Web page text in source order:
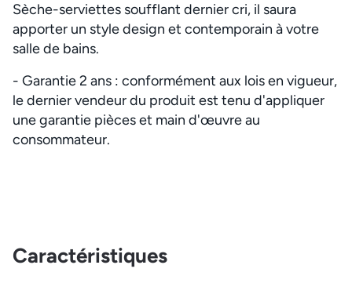
Sèche-serviettes soufflant dernier cri, il saura
apporter un style design et contemporain à votre
salle de bains.
- Garantie 2 ans : conformément aux lois en vigueur,
le dernier vendeur du produit est tenu d'appliquer
une garantie pièces et main d'œuvre au
consommateur.
Caractéristiques